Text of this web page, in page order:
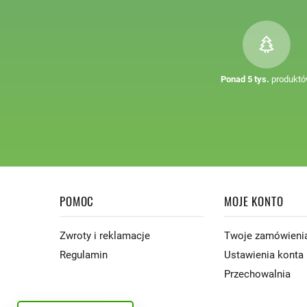
Ponad 5 tys.
POMOC
Zwroty i reklamacje
Regulamin
MOJE KONTO
Twoje
Ustawienia konta
Przechowalnia